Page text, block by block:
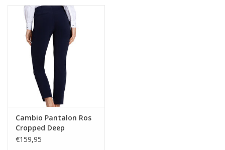
Cambio Pantalon Ros
Cropped Deep
Midnight Blue
€159,95